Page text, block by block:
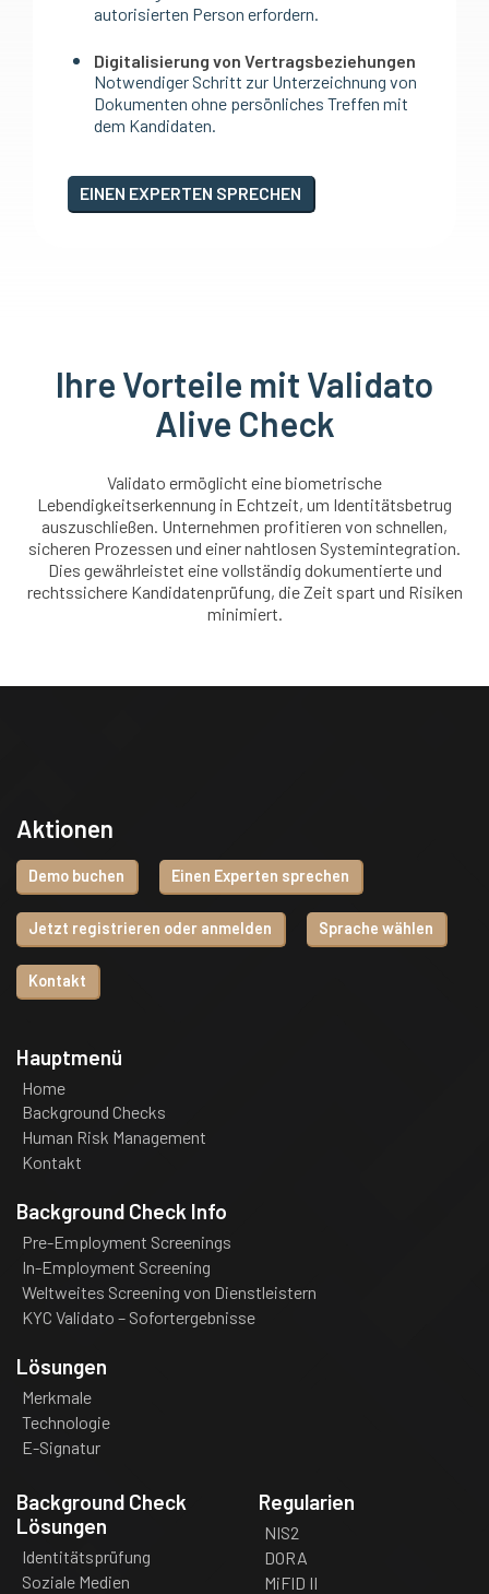
autorisierten Person erfordern.
Digitalisierung von Vertragsbeziehungen
Notwendiger Schritt zur Unterzeichnung von
Dokumenten ohne persönliches Treffen mit
dem Kandidaten.
EINEN EXPERTEN SPRECHEN
Ihre Vorteile mit Validato
Alive Check
Validato ermöglicht eine biometrische
Lebendigkeitserkennung in Echtzeit, um Identitätsbetrug
auszuschließen. Unternehmen profitieren von schnellen,
sicheren Prozessen und einer nahtlosen Systemintegration.
Dies gewährleistet eine vollständig dokumentierte und
rechtssichere Kandidatenprüfung, die Zeit spart und Risiken
minimiert.
Aktionen
Demo buchen Einen Experten sprechen
Jetzt registrieren oder anmelden Sprache wählen
Kontakt
Hauptmenü
Home
Background Checks
Human Risk Management
Kontakt
Background Check Info
Pre-Employment Screenings
In-Employment Screening
Weltweites Screening von Dienstleistern
KYC Validato – Sofortergebnisse
Lösungen
Merkmale
Technologie
E-Signatur
Background Check
Lösungen
Identitätsprüfung
Soziale Medien
Regularien
NIS2
DORA
MiFID II